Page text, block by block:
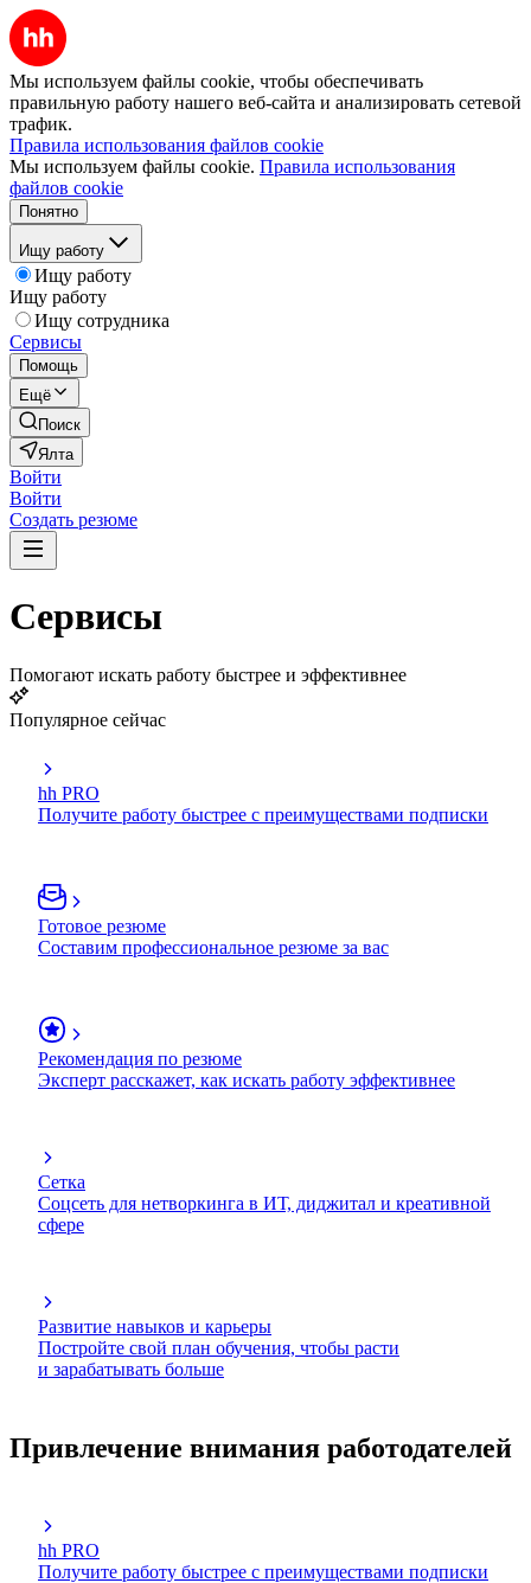
Мы используем файлы cookie, чтобы обеспечивать
правильную работу нашего веб-сайта и анализировать сетевой
трафик.
Правила использования файлов cookie
Мы используем файлы cookie. Правила использования
файлов cookie
Понятно
Ищу работу
Ищу работу
Ищу работу
Ищу сотрудника
Сервисы
Помощь
Ещё
Поиск
Ялта
Войти
Войти
Создать резюме
Сервисы
Помогают искать работу быстрее и эффективнее
Популярное сейчас
hh PRO
Получите работу быстрее с преимуществами подписки
Готовое резюме
Составим профессиональное резюме за вас
Рекомендация по резюме
Эксперт расскажет, как искать работу эффективнее
Сетка
Соцсеть для нетворкинга в ИТ, диджитал и креативной
сфере
Развитие навыков и карьеры
Постройте свой план обучения, чтобы расти
и зарабатывать больше
Привлечение внимания работодателей
hh PRO
Получите работу быстрее с преимуществами подписки